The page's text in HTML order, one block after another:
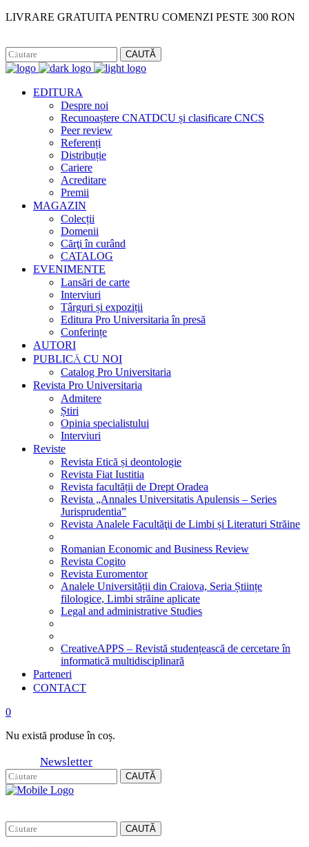
LIVRARE GRATUITA PENTRU COMENZI PESTE 300 RON
CAUTĂ
EDITURA
Despre noi
Recunoaștere CNATDCU și clasificare CNCS
Peer review
Referenți
Distribuție
Cariere
Acreditare
Premii
MAGAZIN
Colecții
Domenii
Cărţi în curând
CATALOG
EVENIMENTE
Lansări de carte
Interviuri
Târguri și expoziții
Editura Pro Universitaria în presă
Conferințe
AUTORI
PUBLICĂ CU NOI
Catalog Pro Universitaria
Revista Pro Universitaria
Admitere
Știri
Opinia specialistului
Interviuri
Reviste
Revista Etică și deontologie
Revista Fiat Iustitia
Revista facultății de Drept Oradea
Revista „Annales Universitatis Apulensis – Series
Jurisprudentia”
Revista Analele Facultăţii de Limbi și Literaturi Străine
Romanian Economic and Business Review
Revista Cogito
Revista Euromentor
Analele Universității din Craiova, Seria Științe
filologice, Limbi străine aplicate
Legal and administrative Studies
CreativeAPPS – Revistă studențească de cercetare în
informatică multidisciplinară
Parteneri
CONTACT
0
Nu există produse în coș.
Newsletter
CAUTĂ
CAUTĂ